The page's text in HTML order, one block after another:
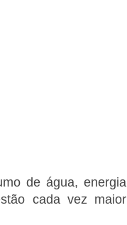
de água, energia
cada vez maior